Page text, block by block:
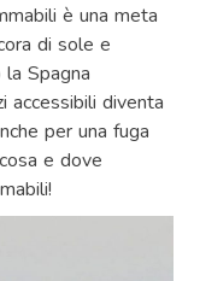
è una meta
di sole e
Spagna
accessibili diventa
per una fuga
e dove